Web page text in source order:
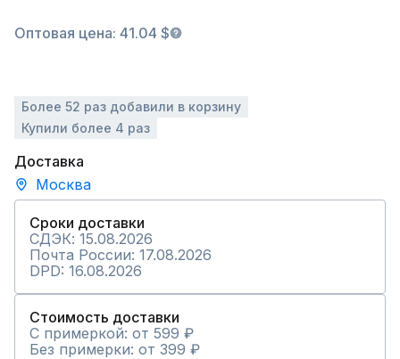
Оптовая цена: 41.04 $
Более 52 раз добавили в корзину
Купили более 4 раз
Доставка
Москва
Сроки доставки
СДЭК: 15.08.2026
Почта России: 17.08.2026
DPD: 16.08.2026
Стоимость доставки
С примеркой: от 599 ₽
Без примерки: от 399 ₽